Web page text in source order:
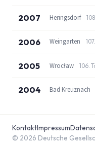
2007 Heringsdorf
2006 Weingarten
2005 Wrocław 106.
2004 Bad Kreuznach
© 2026 Deutsche
KontaktImpressum